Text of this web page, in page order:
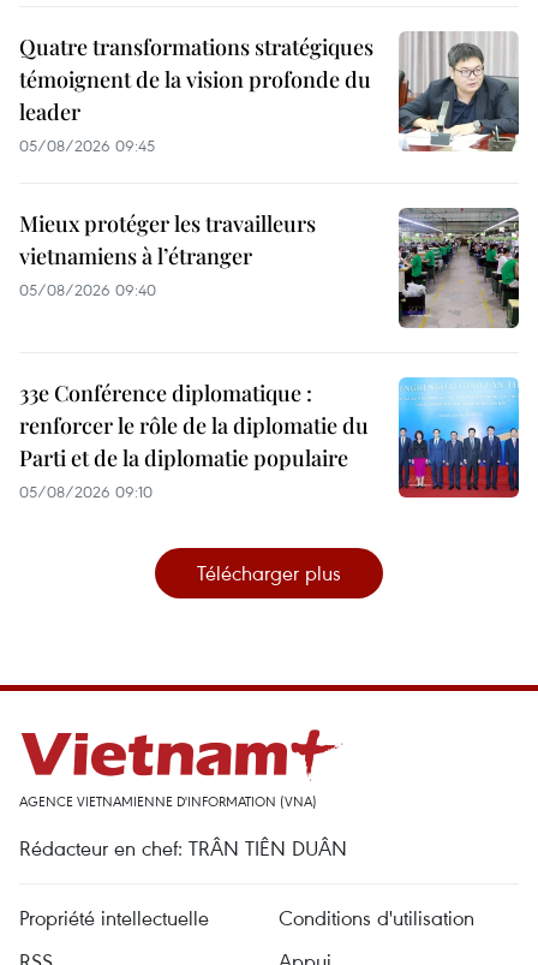
Quatre transformations stratégiques
témoignent de la vision profonde du
leader
05/08/2026 09:45
Mieux protéger les travailleurs
vietnamiens à l’étranger
05/08/2026 09:40
33e Conférence diplomatique :
renforcer le rôle de la diplomatie du
Parti et de la diplomatie populaire
05/08/2026 09:10
Télécharger plus
AGENCE VIETNAMIENNE D'INFORMATION (VNA)
Rédacteur en chef: TRÂN TIÊN DUÂN
Propriété intellectuelle
Conditions d'utilisation